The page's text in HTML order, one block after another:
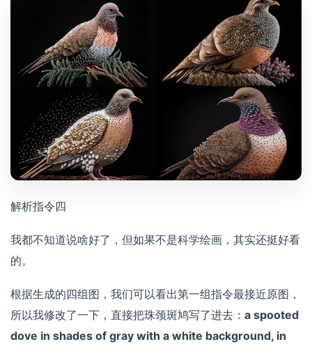
解析指令四
我都不知道说啥好了，但如果不是科学绘画，其实还挺好看
的。
根据生成的四组图，我们可以看出第一组指令最接近原图，
所以我修改了一下，直接把珠颈斑鸠写了进去： a spooted
dove in shades of gray with a white background, in